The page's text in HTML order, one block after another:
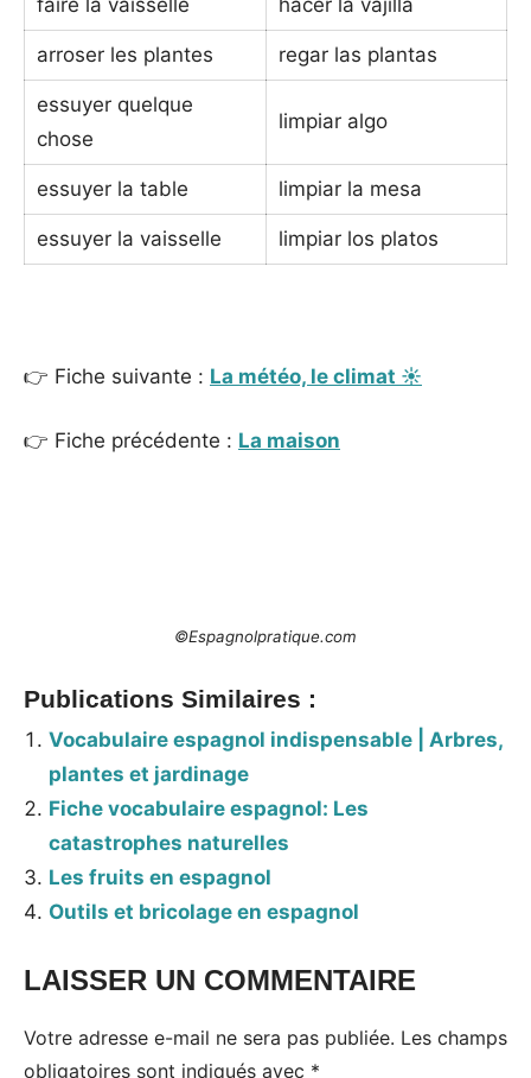
arroser les plantes regar las plantas
essuyer quelque
chose
limpiar algo
essuyer la table limpiar la mesa
essuyer la vaisselle limpiar los platos
👉 Fiche suivante : La météo, le climat ☀
👉 Fiche précédente : La maison
©Espagnolpratique.com
Publications Similaires :
Vocabulaire espagnol indispensable | Arbres,
plantes et jardinage
Fiche vocabulaire espagnol: Les
catastrophes naturelles
Les fruits en espagnol
Outils et bricolage en espagnol
LAISSER UN COMMENTAIRE
Votre adresse e-mail ne sera pas publiée. Les champs
obligatoires sont indiqués avec *